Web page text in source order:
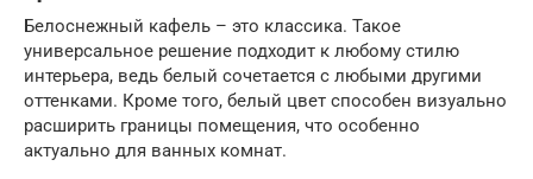
Белоснежный кафель – это классика. Такое
универсальное решение подходит к любому стилю
интерьера, ведь белый сочетается с любыми другими
оттенками. Кроме того, белый цвет способен визуально
расширить границы помещения, что особенно
актуально для ванных комнат.